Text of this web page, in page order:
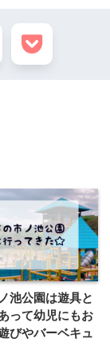
池公園は遊具と
って幼児にもお
びやバーベキュ